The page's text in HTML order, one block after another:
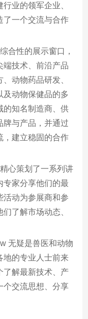
业的领军企业、
了一个交流与合作
合性的展示窗口，
端技术、前沿产品
动物药品研发、
及动物保健品的多
的知名制造商、供
牌与产品，并通过
，建立稳固的合作
心策划了一系列讲
专家分享他们的最
活动为参展商和参
了解市场动态、
无疑是兽医和动物
地的专业人士前来
了解最新技术、产
个交流思想、分享